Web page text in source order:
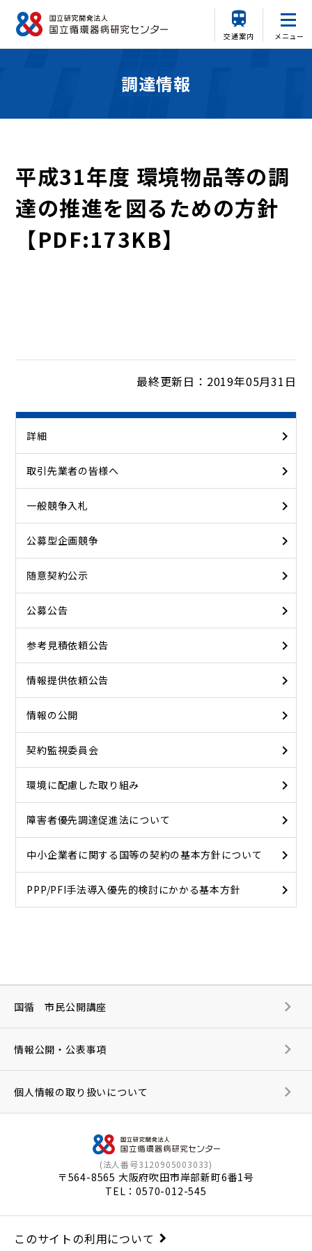
交通案内 メニュー
調達情報
平成31年度 環境物品等の調
達の推進を図るための方針
【PDF:173KB】
最終更新日：2019年05月31日
詳細
取引先業者の皆様へ
一般競争入札
公募型企画競争
随意契約公示
公募公告
参考見積依頼公告
情報提供依頼公告
情報の公開
契約監視委員会
環境に配慮した取り組み
障害者優先調達促進法について
中小企業者に関する国等の契約の基本方針について
PPP/PFI手法導入優先的検討にかかる基本方針
(法人番号3120905003033)
〒564-8565 大阪府吹田市岸部新町6番1号
TEL：0570-012-545
国循 市民公開講座
情報公開・公表事項
個人情報の取り扱いについて
このサイトの利用について